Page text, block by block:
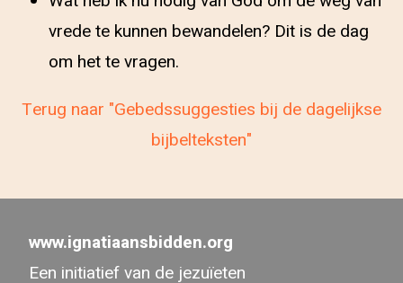
vrede te kunnen bewandelen? Dit is de dag
om het te vragen.
Terug naar "Gebedssuggesties bij de dagelijkse
bijbelteksten"
www.ignatiaansbidden.org
Een initiatief van de jezuïeten